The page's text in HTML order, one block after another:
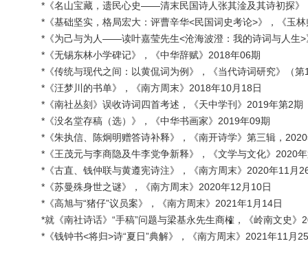
*《名山宝藏，遗民心史——清末民国诗人张其淦及其诗初探
*《基础坚实，格局宏大：评曹辛华<民国词史考论>》，《玉
*《为己与为人——读叶嘉莹先生<沧海波澄：我的诗词与人生
*《无锡东林小学碑记》，《中华辞赋》2018年06期
*《传统与现代之间：以黄侃词为例》，《当代诗词研究》（
*《汪梦川的书单》，《南方周末》2018年10月18日
*《南社丛刻》误收诗词四首考述，《天中学刊》2019年第2期
*《没名堂存稿（选）》，《中华书画家》2019年09期
*《朱执信、陈炯明赠答诗补释》，《南开诗学》第三辑，
*《王茂元与李商隐及牛李党争新释》，《文学与文化》2020
*《古直、钱仲联与黄遵宪诗注》，《南方周末》2020年11月
*《苏曼殊身世之谜》，《南方周末》2020年12月10日
*《高旭与“猪仔”议员案》，《南方周末》2021年1月14日
*就《南社诗话》“手稿”问题与梁基永先生商榷，《岭南文史》
*《钱钟书<将归>诗“夏日”典解》，《南方周末》2021年11月